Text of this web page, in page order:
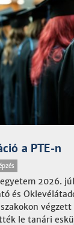
a PTE-n
2026.
és
le tanári